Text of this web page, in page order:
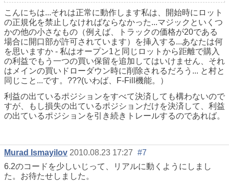
こんにちは...それは正常に動作します私は、開始時にロット
の正規化を禁止しなければならなかった...マジックといくつ
かの他の小さなもの（例えば、トラックの価格が20である
場合に開口部が許可されています）を挿入する...あなたは何
を思いますか - 私はオープン1と同じロットから距離で購入
の利益でもう一つの買い保留を追加してはいけません、それ
はメインの買いドローダウン時に削除されるだろう... と村と
同じこと...です。???(いわば、F-Fill機能。）
利益の出ているポジションをすべて決済しても構わないので
すが、もし損失の出ているポジションだけを決済して、利益
の出ているポジションを引き続きトレールするのであれば。
Murad Ismayilov 2010.08.23 17:27 #7
6.2のコードを少しいじって、リアルに動くようにしまし
た。お待たせしました。